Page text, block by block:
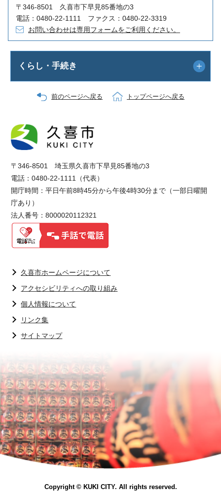
〒346-8501 久喜市下早見85番地の3
電話：0480-22-1111 ファクス：0480-22-3319
お問い合わせは専用フォームをご利用ください。
くらし・手続き
前のページへ戻る トップページへ戻る
〒346-8501 埼玉県久喜市下早見85番地の3
電話：0480-22-1111（代表）
開庁時間：平日午前8時45分から午後4時30分まで（一部日曜開
庁あり）
法人番号：8000020112321
久喜市ホームページについて
アクセシビリティへの取り組み
個人情報について
リンク集
サイトマップ
Copyright © KUKI CITY. All rights reserved.